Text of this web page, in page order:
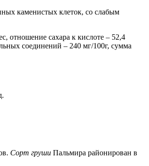
каменистых клеток, со слабым
отношение сахара к кислоте – 52,4
соединений – 240 мг/100г, сумма
Сорт груши Пальмира районирован в